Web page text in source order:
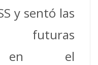
y sentó las
futuras
en el